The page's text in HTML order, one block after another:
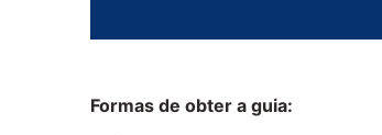
Formas de obter a guia: